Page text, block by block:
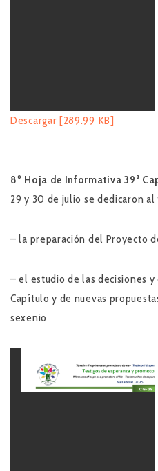
Descargar [289.99 KB]
8º Hoja de Informativa39ª
29 y 30 de julio se dedicaron
– la preparación del Proyecto
– el estudio de las decisiones
Capítulo y de nuevas
sexenio